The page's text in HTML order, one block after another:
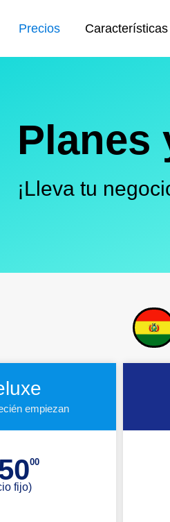
Precios Características
Planes
¡Lleva tu
empiezan
00
fijo)